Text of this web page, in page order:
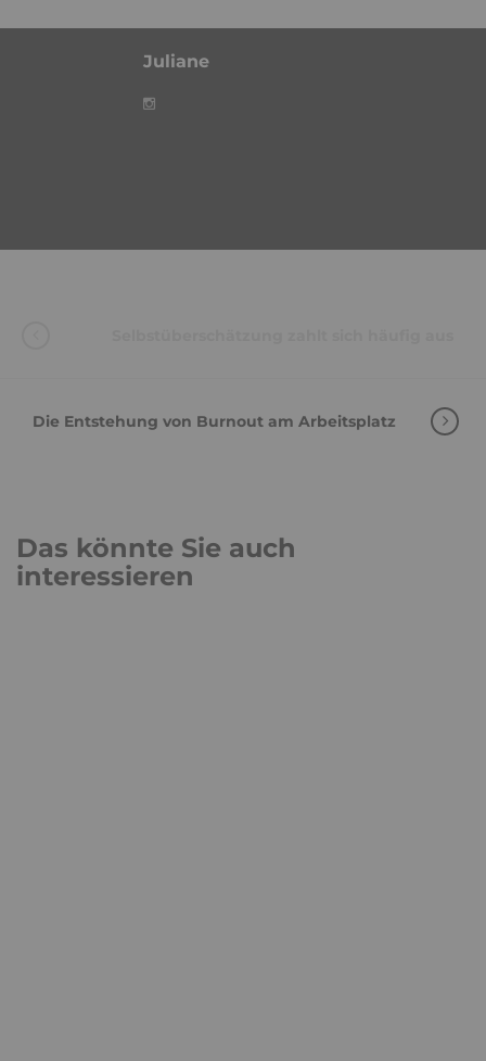
Juliane
Die Entstehung von Burnout am Arbeitsplatz
Das könnte Sie auch
interessieren